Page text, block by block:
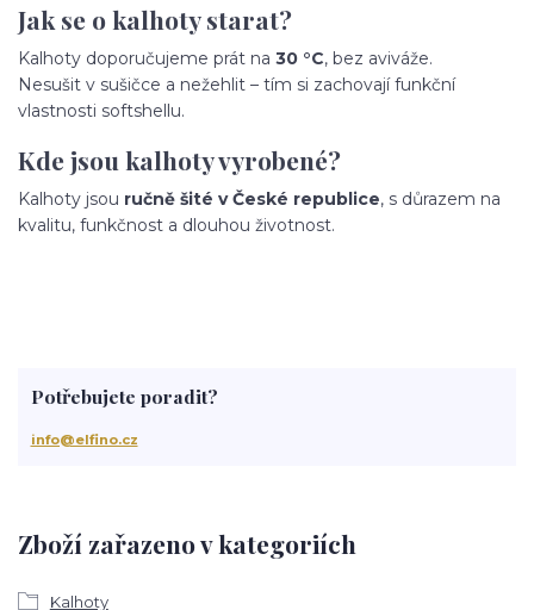
Jak se o kalhoty starat?
Kalhoty doporučujeme prát na 30 °C, bez aviváže.
Nesušit v sušičce a nežehlit – tím si zachovají funkční
vlastnosti softshellu.
Kde jsou kalhoty vyrobené?
Kalhoty jsou ručně šité v České republice, s důrazem na
kvalitu, funkčnost a dlouhou životnost.
Zboží zařazeno v kategoriích
Kalhoty
Potřebujete poradit?
info@elfino.cz